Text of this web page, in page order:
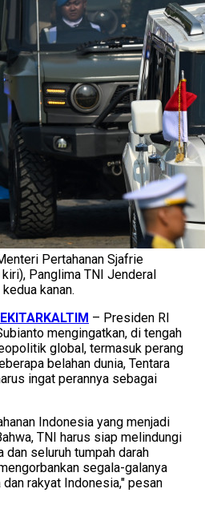
Pertahanan Sjafrie
Panglima TNI Jenderal
kanan.
– Presiden RI
mengingatkan, di tengah
global, termasuk perang
belahan dunia, Tentara
ingat perannya sebagai
Indonesia yang menjadi
TNI harus siap melindungi
seluruh tumpah darah
segala-galanya
rakyat Indonesia," pesan